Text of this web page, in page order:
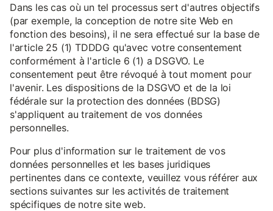
Dans les cas où un tel processus sert d'autres objectifs
(par exemple, la conception de notre site Web en
fonction des besoins), il ne sera effectué sur la base de
l'article 25 (1) TDDDG qu'avec votre consentement
conformément à l'article 6 (1) a DSGVO. Le
consentement peut être révoqué à tout moment pour
l'avenir. Les dispositions de la DSGVO et de la loi
fédérale sur la protection des données (BDSG)
s'appliquent au traitement de vos données
personnelles.
Pour plus d'information sur le traitement de vos
données personnelles et les bases juridiques
pertinentes dans ce contexte, veuillez vous référer aux
sections suivantes sur les activités de traitement
spécifiques de notre site web.